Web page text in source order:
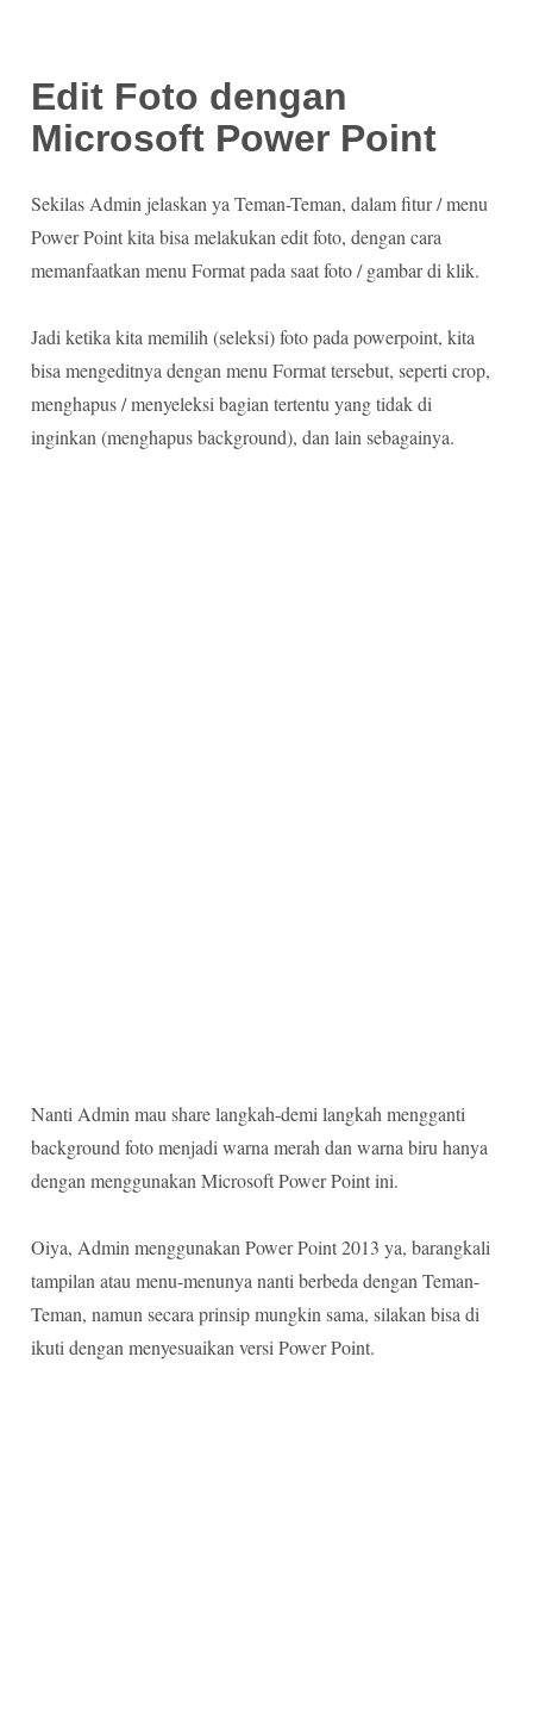
Edit Foto dengan
Microsoft Power Point
Sekilas Admin jelaskan ya Teman-Teman, dalam fitur / menu
Power Point kita bisa melakukan edit foto, dengan cara
memanfaatkan menu Format pada saat foto / gambar di klik.
Jadi ketika kita memilih (seleksi) foto pada powerpoint, kita
bisa mengeditnya dengan menu Format tersebut, seperti crop,
menghapus / menyeleksi bagian tertentu yang tidak di
inginkan (menghapus background), dan lain sebagainya.
Nanti Admin mau share langkah-demi langkah mengganti
background foto menjadi warna merah dan warna biru hanya
dengan menggunakan Microsoft Power Point ini.
Oiya, Admin menggunakan Power Point 2013 ya, barangkali
tampilan atau menu-menunya nanti berbeda dengan Teman-
Teman, namun secara prinsip mungkin sama, silakan bisa di
ikuti dengan menyesuaikan versi Power Point.